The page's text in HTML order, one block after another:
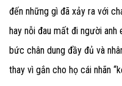
đến những gì đã xảy ra với
hay nỗi đau mất đi người
bức chân dung đầy đủ và
thay vì gắn cho họ cái nhãn